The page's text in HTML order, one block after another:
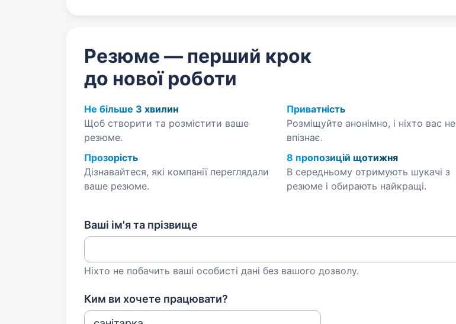
Резюме — перший крок
до нової роботи
Не більше 3 хвилин
Щоб створити та розмістити ваше
резюме.
Приватність
Розміщуйте анонімно, і ніхто вас не
впізнає.
Прозорість
Дізнавайтеся, які компанії переглядали
ваше резюме.
8 пропозицій щотижня
В середньому отримують шукачі з
резюме і обирають найкращі.
Ваші ім'я та прізвище
Ніхто не побачить ваші особисті дані без вашого дозволу.
Ким ви хочете працювати?